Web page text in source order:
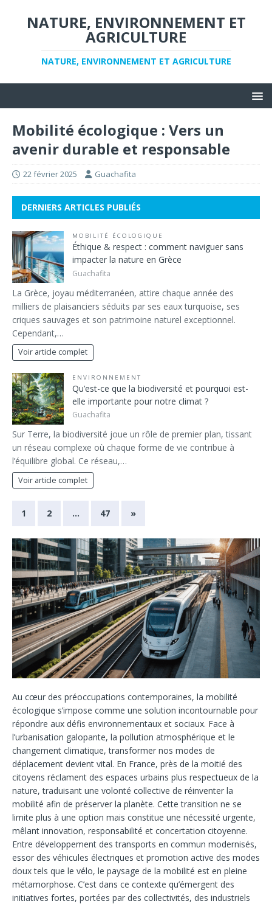
NATURE, ENVIRONNEMENT ET
AGRICULTURE
NATURE, ENVIRONNEMENT ET AGRICULTURE
Mobilité écologique : Vers un
avenir durable et responsable
22 février 2025 Guachafita
DERNIERS ARTICLES PUBLIÉS
MOBILITÉ ÉCOLOGIQUE
Éthique & respect : comment naviguer sans
impacter la nature en Grèce
Guachafita
La Grèce, joyau méditerranéen, attire chaque année des
milliers de plaisanciers séduits par ses eaux turquoise, ses
criques sauvages et son patrimoine naturel exceptionnel.
Cependant,…
Voir article complet
ENVIRONNEMENT
Qu’est-ce que la biodiversité et pourquoi est-
elle importante pour notre climat ?
Guachafita
Sur Terre, la biodiversité joue un rôle de premier plan, tissant
un réseau complexe où chaque forme de vie contribue à
l’équilibre global. Ce réseau,…
Voir article complet
1 2 … 47 »
Au cœur des préoccupations contemporaines, la mobilité
écologique s’impose comme une solution incontournable pour
répondre aux défis environnementaux et sociaux. Face à
l’urbanisation galopante, la pollution atmosphérique et le
changement climatique, transformer nos modes de
déplacement devient vital. En France, près de la moitié des
citoyens réclament des espaces urbains plus respectueux de la
nature, traduisant une volonté collective de réinventer la
mobilité afin de préserver la planète. Cette transition ne se
limite plus à une option mais constitue une nécessité urgente,
mêlant innovation, responsabilité et concertation citoyenne.
Entre développement des transports en commun modernisés,
essor des véhicules électriques et promotion active des modes
doux tels que le vélo, le paysage de la mobilité est en pleine
métamorphose. C’est dans ce contexte qu’émergent des
initiatives fortes, portées par des collectivités, des industriels